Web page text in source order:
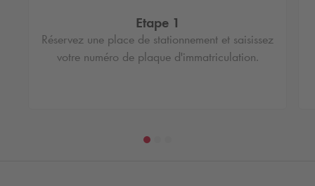
Etape 1
Réservez une place de stationnement et saisissez
votre numéro de plaque d'immatriculation.